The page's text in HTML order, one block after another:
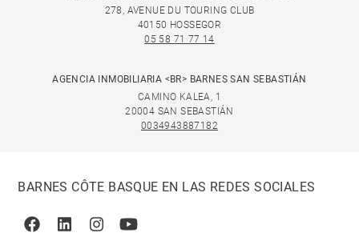
278, AVENUE DU TOURING CLUB
40150 HOSSEGOR
05 58 71 77 14
AGENCIA INMOBILIARIA <BR> BARNES SAN SEBASTIÁN
CAMINO KALEA, 1
20004 SAN SEBASTIÁN
0034943887182
BARNES CÔTE BASQUE EN LAS REDES SOCIALES
FacebookLinkedinInstagramYoutube